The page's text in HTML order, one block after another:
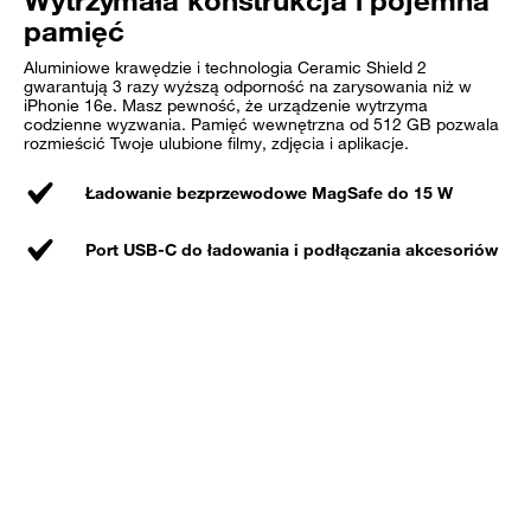
pamięć
Aluminiowe krawędzie i technologia Ceramic Shield 2
gwarantują 3 razy wyższą odporność na zarysowania niż w
iPhonie 16e. Masz pewność, że urządzenie wytrzyma
codzienne wyzwania. Pamięć wewnętrzna od 512 GB pozwala
rozmieścić Twoje ulubione filmy, zdjęcia i aplikacje.
Ładowanie bezprzewodowe MagSafe do 15 W
Port USB-C do ładowania i podłączania akcesoriów